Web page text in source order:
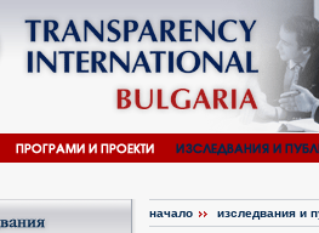
начало изследвания и